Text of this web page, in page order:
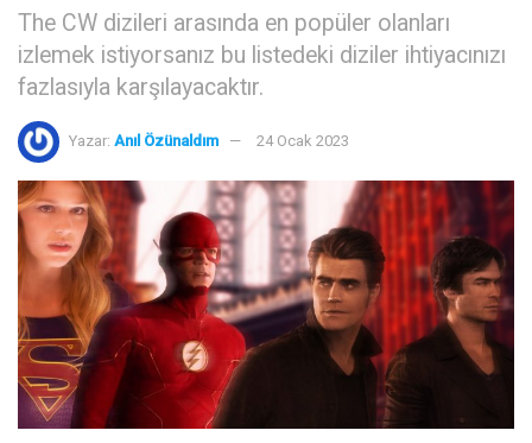
The CW dizileri arasında en popüler olanları
izlemek istiyorsanız bu listedeki diziler ihtiyacınızı
fazlasıyla karşılayacaktır.
Yazar: Anıl Özünaldım 24 Ocak 2023